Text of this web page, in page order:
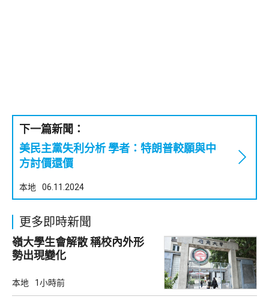
下一篇新聞：
美民主黨失利分析 學者：特朗普較願與中
方討價還價
本地 06.11.2024
更多即時新聞
嶺大學生會解散 稱校內外形
勢出現變化
本地 1小時前